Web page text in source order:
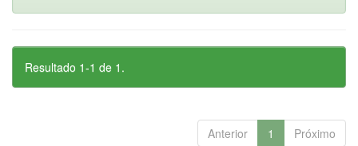
Resultado 1-1 de 1.
Anterior 1 Próximo